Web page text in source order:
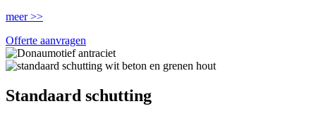
meer >>
Offerte aanvragen
Standaard schutting